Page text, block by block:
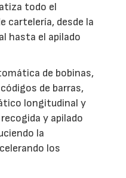
todo el
cartelería, desde la
hasta el apilado
de bobinas,
de barras,
longitudinal y
y apilado
la
los